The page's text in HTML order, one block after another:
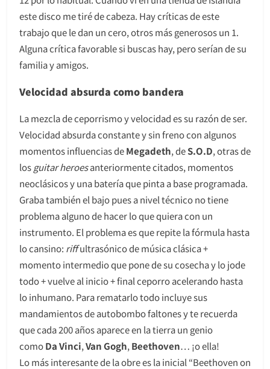
este disco me tiré de cabeza. Hay críticas de este
trabajo que le dan un cero, otros más generosos un 1.
Alguna crítica favorable si buscas hay, pero serían de su
familia y amigos.
Velocidad absurda como bandera
La mezcla de ceporrismo y velocidad es su razón de ser.
Velocidad absurda constante y sin freno con algunos
momentos influencias deMegadeth, deS.O.D, otras de
losguitar heroesanteriormente citados, momentos
neoclásicos y una batería que pinta a base programada.
Graba también el bajo pues a nivel técnico no tiene
problema alguno de hacer lo que quiera con un
instrumento. El problema es que repite la fórmula hasta
lo cansino: riffultrasónico de música clásica +
momento intermedio que pone de su cosecha y lo jode
todo + vuelve al inicio + final ceporro acelerando hasta
lo inhumano. Para rematarlo todo incluye sus
mandamientos de autobombo faltones y te recuerda
que cada 200 años aparece en la tierra un genio
comoDa Vinci,Van Gogh, Beethoven… ¡o ella!
Lo más interesante de la obre es la inicial “Beethoven on